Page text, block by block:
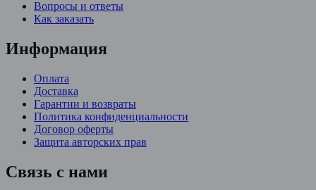
Вопросы и ответы
Как заказать
Информация
Оплата
Доставка
Гарантии и возвраты
Политика конфиденциальности
Договор оферты
Защита авторских прав
Связь с нами